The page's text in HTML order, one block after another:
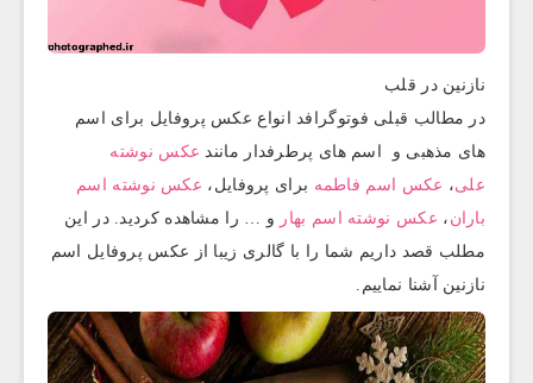
نازنین در قلب
در مطالب قبلی فوتوگرافد انواع عکس پروفایل برای اسم
های مذهبی و اسم های پرطرفدار مانند عکس نوشته
علی، عکس اسم فاطمه برای پروفایل، عکس نوشته اسم
باران ، عکس نوشته اسم بهار و … را مشاهده کردید. در این
مطلب قصد داریم شما را با گالری زیبا از عکس پروفایل اسم
نازنین آشنا نماییم.